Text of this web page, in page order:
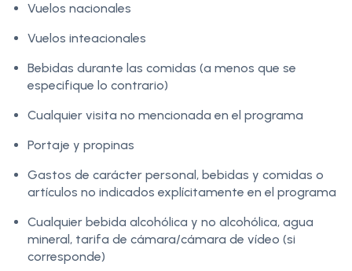
Vuelos nacionales
Vuelos inteacionales
Bebidas durante las comidas (a menos que se
especifique lo contrario)
Cualquier visita no mencionada en el programa
Portaje y propinas
Gastos de carácter personal, bebidas y comidas o
artículos no indicados explícitamente en el programa
Cualquier bebida alcohólica y no alcohólica, agua
mineral, tarifa de cámara/cámara de vídeo (si
corresponde)